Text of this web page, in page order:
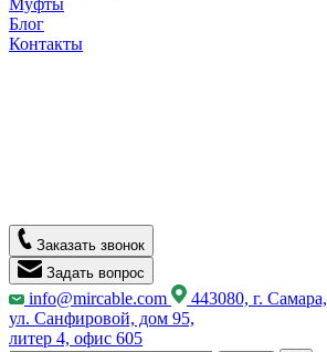
Блог
Контакты
Заказать звонок
Задать вопрос
info@mircable.com
443080, г. Самара,
ул. Санфировой, дом 95,
литер 4, офис 605